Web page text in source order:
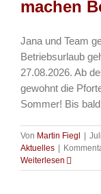
machen
Jana und Team
Betriebsurlaub
27.08.2026. Ab
gewohnt die
Sommer! Bis
Von Martin Fiegl
Aktuelles
Weiterlesen